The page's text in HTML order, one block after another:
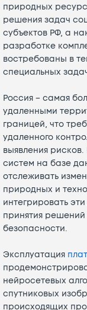
природных
решения задач
субъектов РФ, а
разработке
востребованы в
специальных
Россия – самая
удаленными
границей, что
удаленного
выявления
систем на базе
отслеживать
природных и
интегрировать
принятия
безопасности.
Эксплуатация
нейросетевых
спутниковых
происходящих